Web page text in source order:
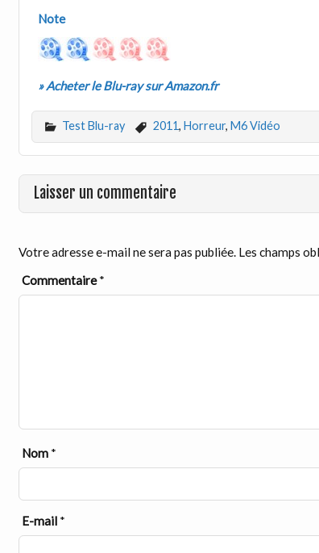
Note
» Acheter le Blu-ray sur Amazon.fr
Test Blu-ray 2011, Horreur, M6 Vidéo
Laisser un commentaire
Votre adresse e-mail ne sera pas publiée. Les champs
Commentaire*
Nom *
E-mail *